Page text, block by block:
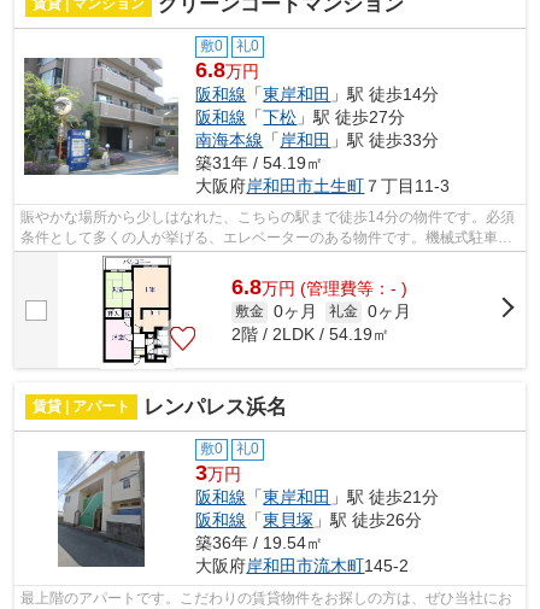
敷0 礼0
6.8万円
阪和線 「東岸和田 」駅 徒歩14分
阪和線 「下松 」駅 徒歩27分
南海本線 「岸和田 」駅 徒歩33分
築31年 / 54.19㎡
大阪府岸和田市土生町 ７丁目11-3
賑やかな場所から少しはなれた、こちらの駅まで徒歩14分の物件です。必須
条件として多くの人が挙げる、エレベーターのある物件です。機械式駐車場
があり、スペースを効率的に使えます...
6.8万円 (管理費等：- )
敷金 0ヶ月 礼金 0ヶ月
2階 / 2LDK / 54.19㎡
賃貸 | アパート レンパレス浜名
敷0 礼0
3万円
阪和線 「東岸和田 」駅 徒歩21分
阪和線 「東貝塚 」駅 徒歩26分
築36年 / 19.54㎡
大阪府岸和田市流木町145-2
最上階のアパートです。こだわりの賃貸物件をお探しの方は、ぜひ当社にお